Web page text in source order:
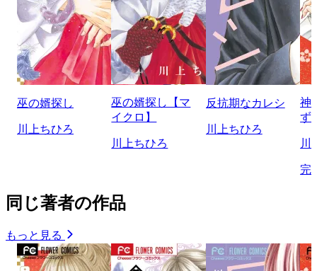
巫の婿探し
川上ちひろ
巫の婿探し【マ
イクロ】
川上ちひろ
反抗期なカレシ
川上ちひろ
神
ず
川
完
同じ著者の作品
もっと見る